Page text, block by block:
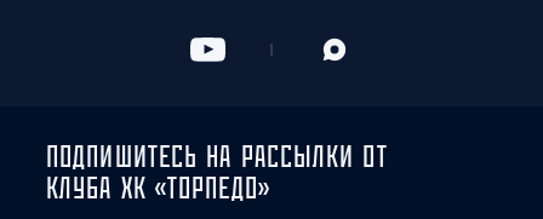
ПОДПИШИТЕСЬ НА РАССЫЛКИ ОТ
КЛУБА ХК «ТОРПЕДО»